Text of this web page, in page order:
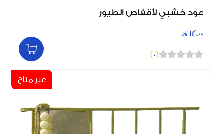
عود خشبي لأقفاص الطيور
12.00
(
0
)
غير متاح